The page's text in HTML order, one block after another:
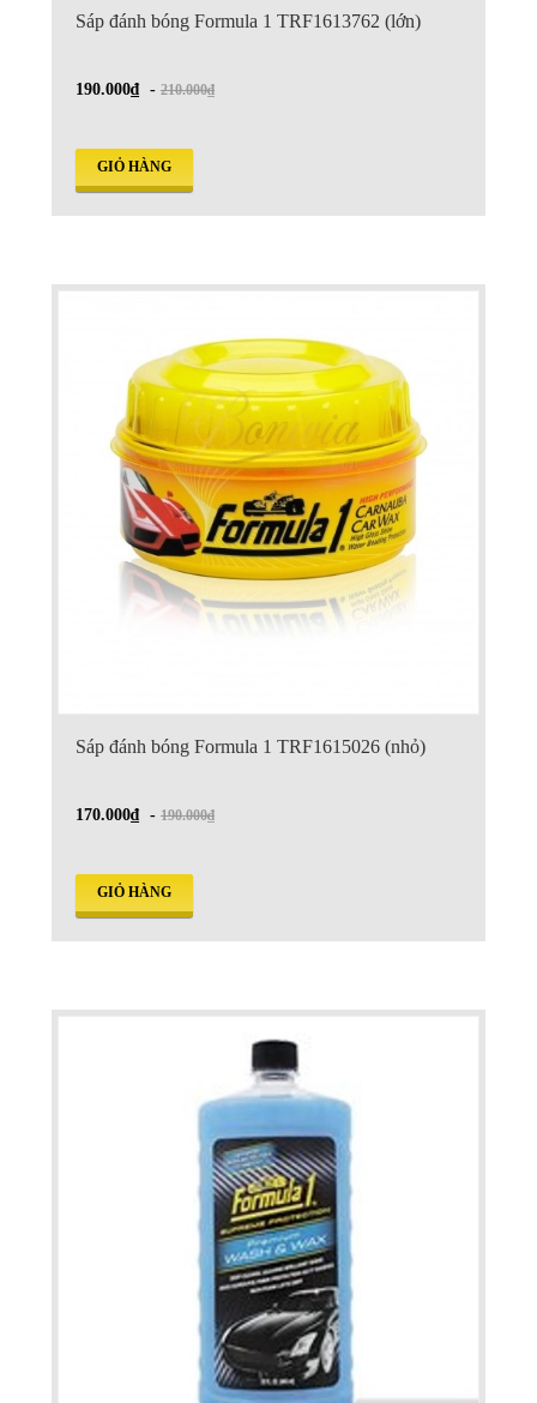
Sáp đánh bóng Formula 1 TRF1613762 (lớn)
190.000₫ - 210.000₫
GIỎ HÀNG
Sáp đánh bóng Formula 1 TRF1615026 (nhỏ)
170.000₫ - 190.000₫
GIỎ HÀNG